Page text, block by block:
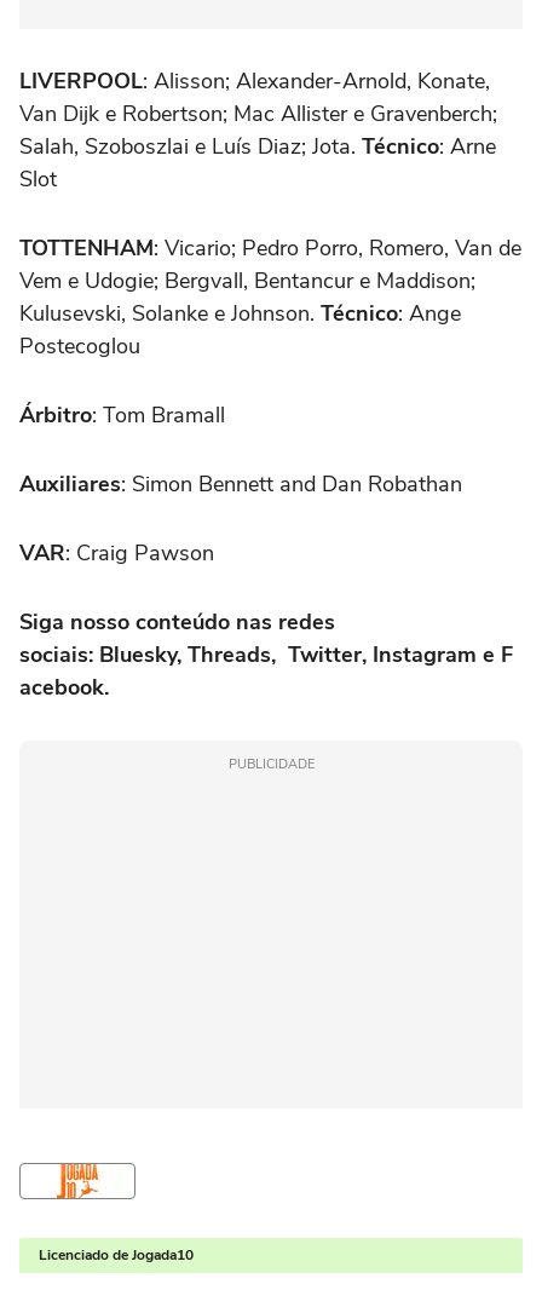
LIVERPOOL: Alisson; Alexander-Arnold, Konate,
Van Dijk e Robertson; Mac Allister e Gravenberch;
Salah, Szoboszlai e Luís Diaz; Jota. Técnico: Arne
Slot
TOTTENHAM: Vicario; Pedro Porro, Romero, Van de
Vem e Udogie; Bergvall, Bentancur e Maddison;
Kulusevski, Solanke e Johnson. Técnico: Ange
Postecoglou
Árbitro: Tom Bramall
Auxiliares: Simon Bennett and Dan Robathan
VAR: Craig Pawson
Siga nosso conteúdo nas redes
sociais: Bluesky, Threads, Twitter, Instagram e F
acebook.
PUBLICIDADE
Licenciado de Jogada10